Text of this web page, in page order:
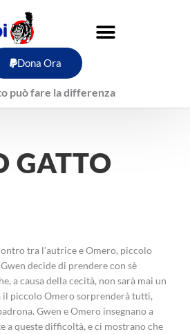
Dona Ora
può fare la differenza
GATTO
tra l’autrice e Omero, piccolo
decide di prendere con sè
a causa della cecità, non sarà mai un
il piccolo Omero sorprenderà tutti,
Gwen e Omero insegnano a
a queste difficoltà, e ci mostrano che